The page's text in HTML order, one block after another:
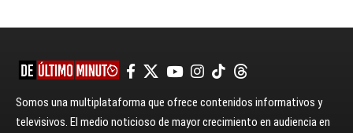
Somos una multiplataforma que ofrece contenidos informativos y
televisivos. El medio noticioso de mayor crecimiento en audiencia en